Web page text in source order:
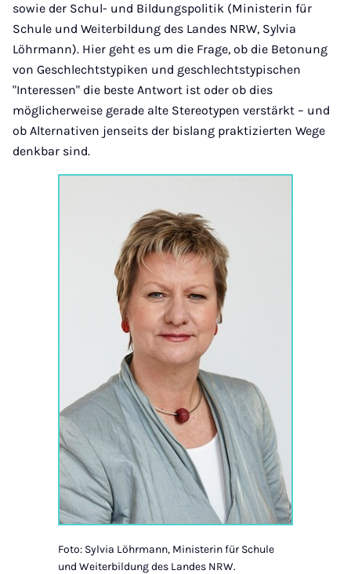
sowie der Schul- und Bildungspolitik (Ministerin für
Schule und Weiterbildung des Landes NRW, Sylvia
Löhrmann). Hier geht es um die Frage, ob die Betonung
von Geschlechtstypiken und geschlechtstypischen
"Interessen" die beste Antwort ist oder ob dies
möglicherweise gerade alte Stereotypen verstärkt – und
ob Alternativen jenseits der bislang praktizierten Wege
denkbar sind.
Foto: Sylvia Löhrmann, Ministerin für Schule
und Weiterbildung des Landes NRW.